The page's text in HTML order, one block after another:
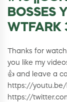
BOSSES
WTFARK
Thanks for
you like my
👍 and leave a
https://youtu.be/
https://